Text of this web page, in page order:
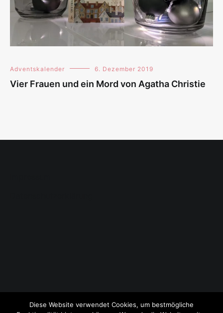
Adventskalender 6. Dezember 2019
Vier Frauen und ein Mord von Agatha Christie
Diese Website verwendet Cookies, um bestmögliche